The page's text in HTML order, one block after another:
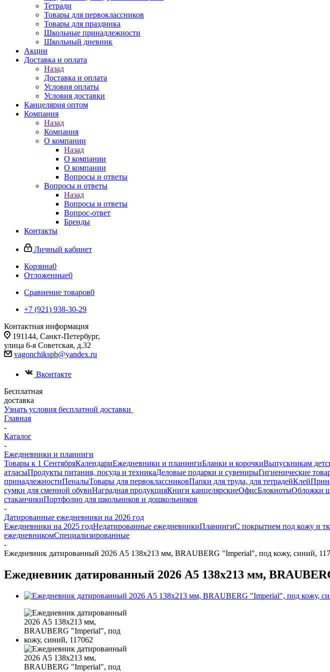
Тетради
Товары для первоклассников
Товары для праздника
Школьные принадлежности
Школьный дневник
Акции
Доставка и оплата
Назад
Доставка и оплата
Условия оплаты
Условия доставки
Канцелярия оптом
Компания
Назад
Компания
О компании
Назад
О компании
О компании
Вопросы и ответы
Вопросы и ответы
Назад
Вопросы и ответы
Вопрос-ответ
Бренды
Контакты
Личный кабинет
Корзина0
Отложенные0
Сравнение товаров0
+7 (921) 938-30-29
Контактная информация
191144, Санкт-Петербург,
улица 6-я Советская, д.32
vagonchikspb@yandex.ru
Вконтакте
Бесплатная
доставка
Узнать условия бесплатной доставки
Главная
-
Каталог
-
Ежедневники и планинги
Товары к 1 СентябряКалендариЕжедневники и планингиБланки и корочкиВыпускникам
атласыПродукты питания, посуда и техникаДеловые подарки и сувенирыГигиенические
принадлежностиПеналыТовары для первоклассниковПапки для труда, для тетрадейКлей
сумки для сменной обувиНаградная продукцияКниги канцелярскиеОфисБлокнотыОбложки
стаканчикиПортфолио для школьников и дошкольников
-
Датированные ежедневники на 2026 год
Ежедневники на 2025 годНедатированные ежедневникиПланингиС покрытием под кожу и
ежедневникомСпециализированные
-
Ежедневник датированный 2026 А5 138x213 мм, BRAUBERG "Imperial", под кожу, синий,
Ежедневник датированный 2026 А5 138x213 мм,